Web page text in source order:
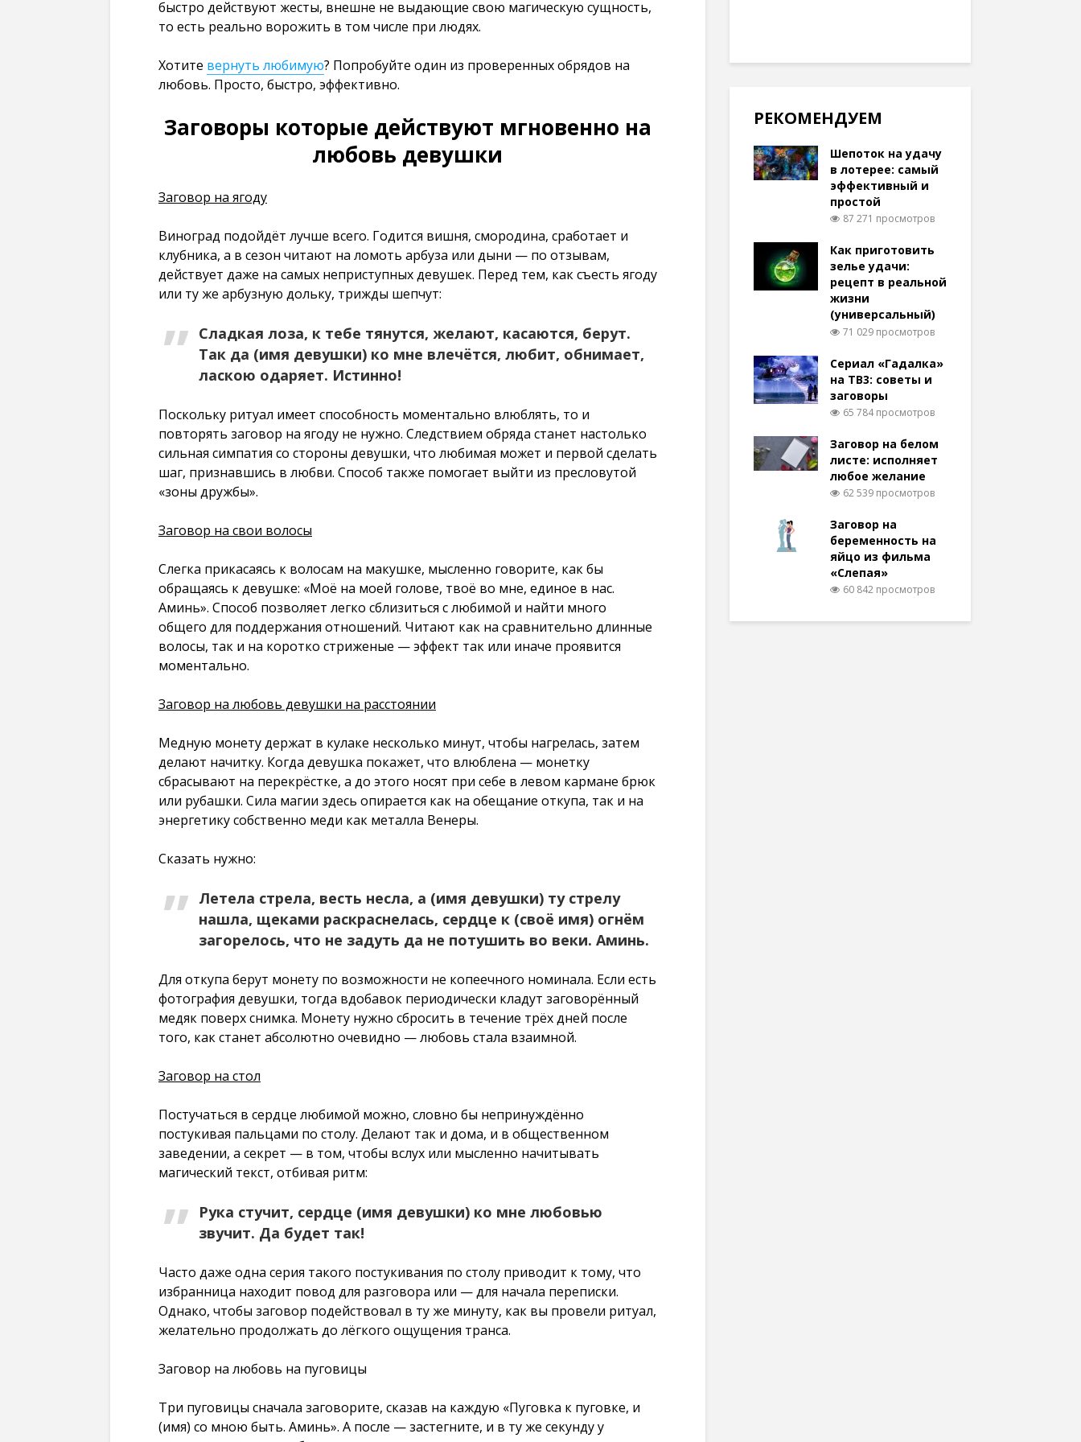
быстро действуют жесты, внешне не выдающие свою магическую сущность,
то есть реально ворожить в том числе при людях.
Хотите вернуть любимую? Попробуйте один из проверенных обрядов на
любовь. Просто, быстро, эффективно.
Заговоры которые действуют мгновенно на
любовь девушки
Заговор на ягоду
Виноград подойдёт лучше всего. Годится вишня, смородина, сработает и
клубника, а в сезон читают на ломоть арбуза или дыни — по отзывам,
действует даже на самых неприступных девушек. Перед тем, как съесть ягоду
или ту же арбузную дольку, трижды шепчут:
Сладкая лоза, к тебе тянутся, желают, касаются, берут.
Так да (имя девушки) ко мне влечётся, любит, обнимает,
ласкою одаряет. Истинно!
Поскольку ритуал имеет способность моментально влюблять, то и
повторять заговор на ягоду не нужно. Следствием обряда станет настолько
сильная симпатия со стороны девушки, что любимая может и первой сделать
шаг, признавшись в любви. Способ также помогает выйти из пресловутой
«зоны дружбы».
Заговор на свои волосы
Слегка прикасаясь к волосам на макушке, мысленно говорите, как бы
обращаясь к девушке: «Моё на моей голове, твоё во мне, единое в нас.
Аминь». Способ позволяет легко сблизиться с любимой и найти много
общего для поддержания отношений. Читают как на сравнительно длинные
волосы, так и на коротко стриженые — эффект так или иначе проявится
моментально.
Заговор на любовь девушки на расстоянии
Медную монету держат в кулаке несколько минут, чтобы нагрелась, затем
делают начитку. Когда девушка покажет, что влюблена — монетку
сбрасывают на перекрёстке, а до этого носят при себе в левом кармане брюк
или рубашки. Сила магии здесь опирается как на обещание откупа, так и на
энергетику собственно меди как металла Венеры.
Сказать нужно:
Летела стрела, весть несла, а (имя девушки) ту стрелу
нашла, щеками раскраснелась, сердце к (своё имя) огнём
загорелось, что не задуть да не потушить во веки. Аминь.
Для откупа берут монету по возможности не копеечного номинала. Если есть
фотография девушки, тогда вдобавок периодически кладут заговорённый
медяк поверх снимка. Монету нужно сбросить в течение трёх дней после
того, как станет абсолютно очевидно — любовь стала взаимной.
Заговор на стол
Постучаться в сердце любимой можно, словно бы непринуждённо
постукивая пальцами по столу. Делают так и дома, и в общественном
заведении, а секрет — в том, чтобы вслух или мысленно начитывать
магический текст, отбивая ритм:
Рука стучит, сердце (имя девушки) ко мне любовью
звучит. Да будет так!
Часто даже одна серия такого постукивания по столу приводит к тому, что
избранница находит повод для разговора или — для начала переписки.
Однако, чтобы заговор подействовал в ту же минуту, как вы провели ритуал,
желательно продолжать до лёгкого ощущения транса.
Заговор на любовь на пуговицы
Три пуговицы сначала заговорите, сказав на каждую «Пуговка к пуговке, и
(имя) со мною быть. Аминь». А после — застегните, и в ту же секунду у
101 274
просмотров
РЕКОМЕНДУЕМ
Шепоток на удачу
в лотерее: самый
эффективный и
простой
87 271 просмотров
Как приготовить
зелье удачи:
рецепт в реальной
жизни
(универсальный)
71 029 просмотров
Сериал «Гадалка»
на ТВ3: советы и
заговоры
65 784 просмотров
Заговор на белом
листе: исполняет
любое желание
62 539 просмотров
Заговор на
беременность на
яйцо из фильма
«Слепая»
60 842 просмотров